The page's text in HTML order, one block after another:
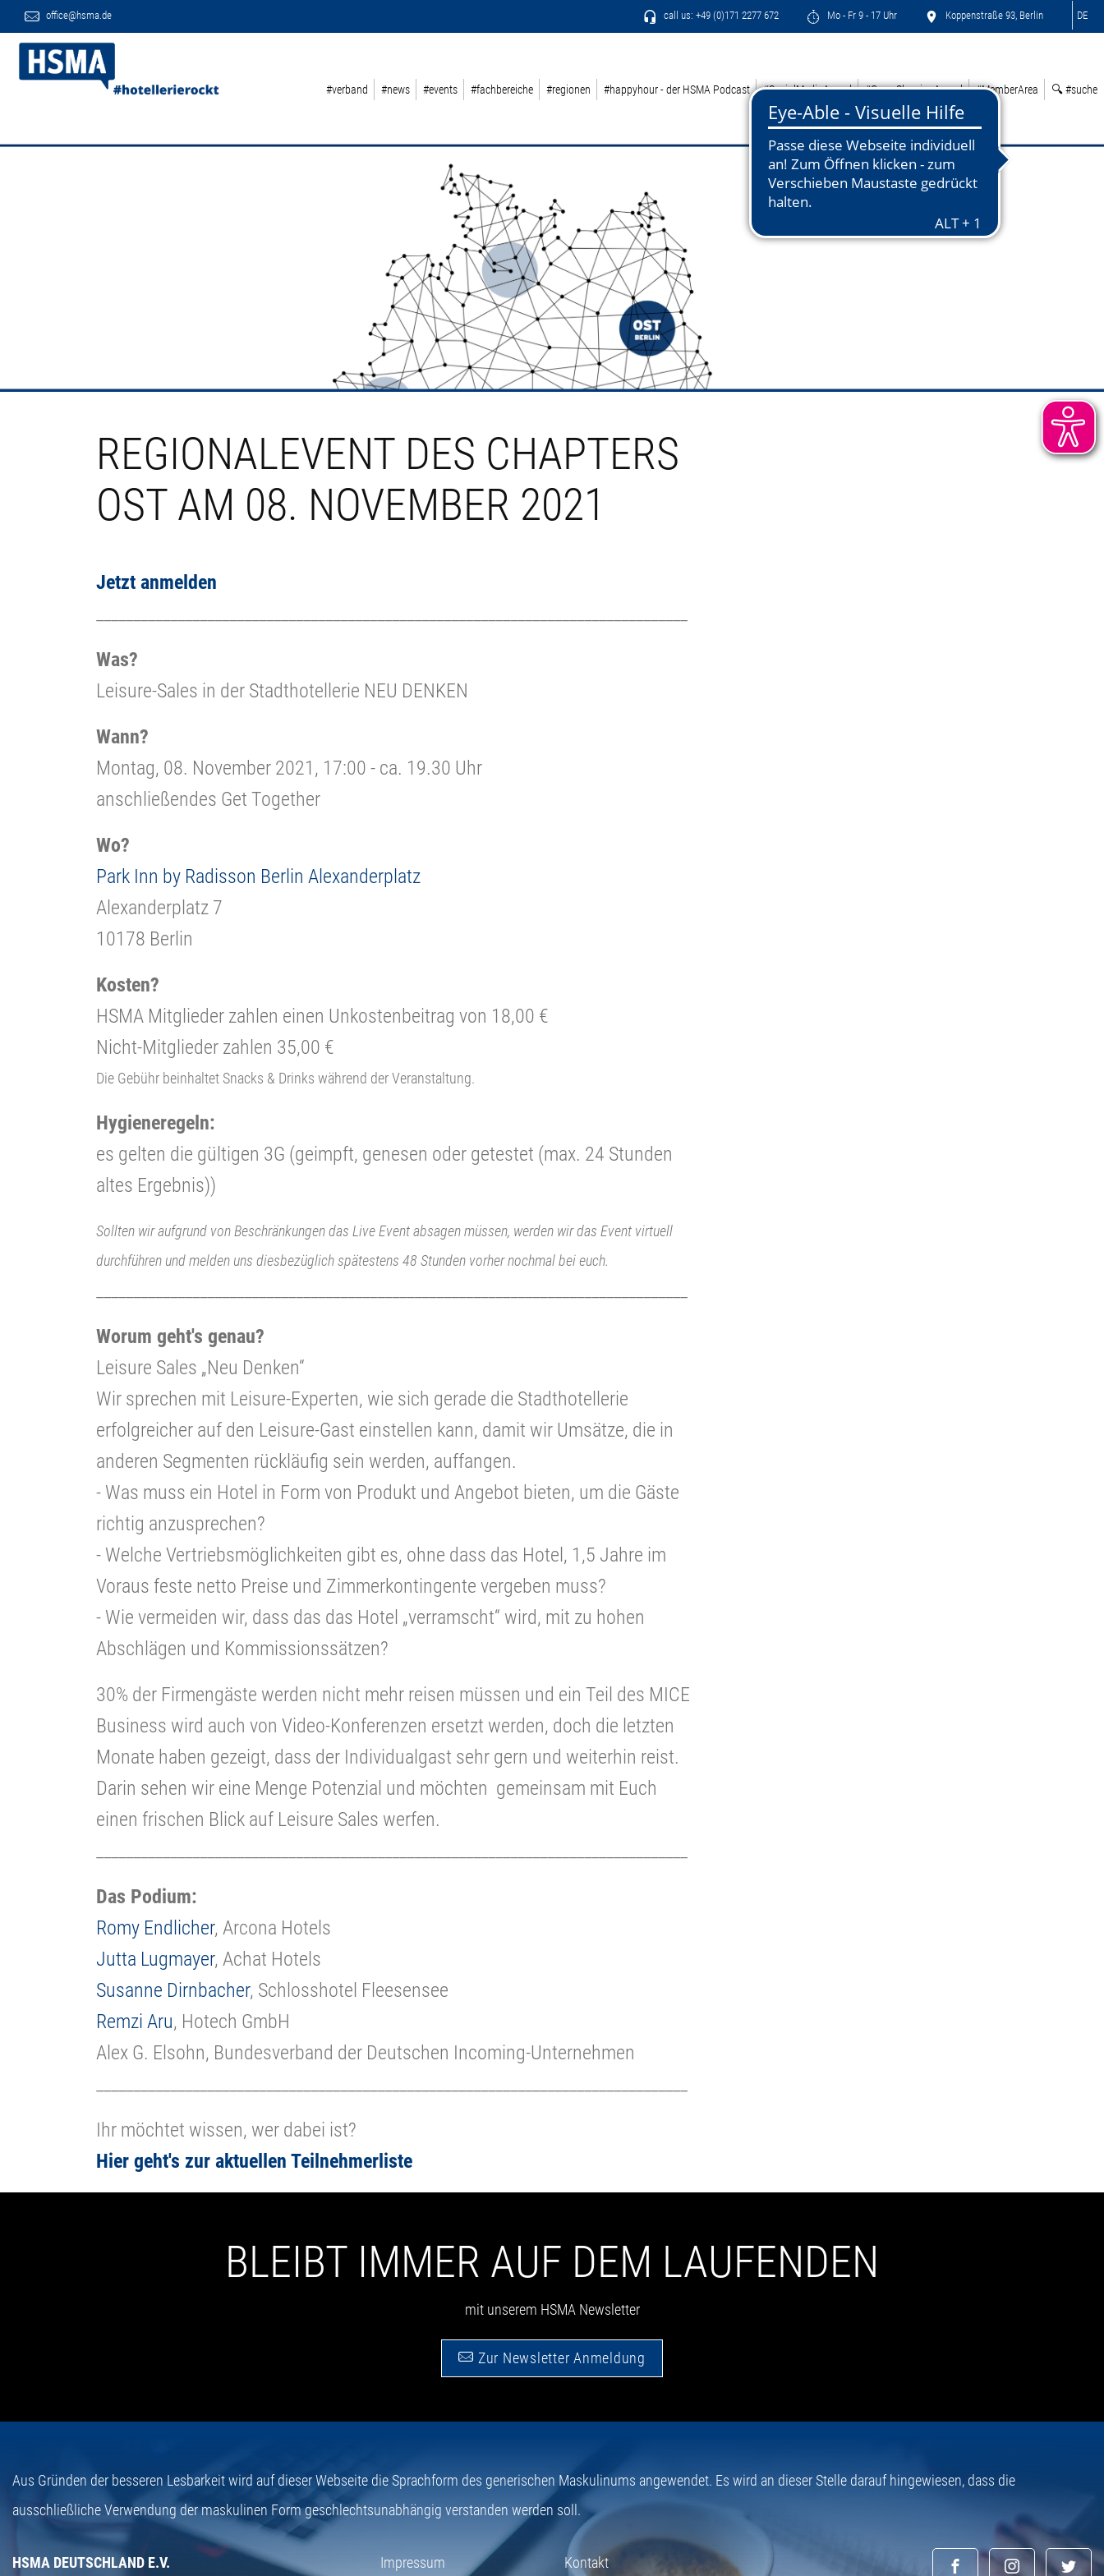
office@hsma.de call us: +49 (0)171 2277 672 Mo - Fr 9 - 17 Uhr Koppenstraße 93, Berlin DE
#verband #news #events #fachbereiche #regionen #happyhour - der HSMA Podcast #SocialMediaAward #GreenSleepingAward #MemberArea 🔍 #suche
REGIONALEVENT DES CHAPTERS
OST AM 08. NOVEMBER 2021
Jetzt anmelden
Was?
Leisure-Sales in der Stadthotellerie NEU DENKEN
Wann?
Montag, 08. November 2021, 17:00 - ca. 19.30 Uhr
anschließendes Get Together
Wo?
Park Inn by Radisson Berlin Alexanderplatz
Alexanderplatz 7
10178 Berlin
Kosten?
HSMA Mitglieder zahlen einen Unkostenbeitrag von 18,00 €
Nicht-Mitglieder zahlen 35,00 €
Die Gebühr beinhaltet Snacks & Drinks während der Veranstaltung.
Hygieneregeln:
es gelten die gültigen 3G (geimpft, genesen oder getestet (max. 24 Stunden
altes Ergebnis))
Sollten wir aufgrund von Beschränkungen das Live Event absagen müssen, werden wir das Event virtuell
durchführen und melden uns diesbezüglich spätestens 48 Stunden vorher nochmal bei euch.
Worum geht's genau?
Leisure Sales „Neu Denken“
Wir sprechen mit Leisure-Experten, wie sich gerade die Stadthotellerie
erfolgreicher auf den Leisure-Gast einstellen kann, damit wir Umsätze, die in
anderen Segmenten rückläufig sein werden, auffangen.
- Was muss ein Hotel in Form von Produkt und Angebot bieten, um die Gäste
richtig anzusprechen?
- Welche Vertriebsmöglichkeiten gibt es, ohne dass das Hotel, 1,5 Jahre im
Voraus feste netto Preise und Zimmerkontingente vergeben muss?
- Wie vermeiden wir, dass das das Hotel „verramscht“ wird, mit zu hohen
Abschlägen und Kommissionssätzen?
30% der Firmengäste werden nicht mehr reisen müssen und ein Teil des MICE
Business wird auch von Video-Konferenzen ersetzt werden, doch die letzten
Monate haben gezeigt, dass der Individualgast sehr gern und weiterhin reist.
Darin sehen wir eine Menge Potenzial und möchten gemeinsam mit Euch
einen frischen Blick auf Leisure Sales werfen.
Das Podium:
Romy Endlicher, Arcona Hotels
Jutta Lugmayer, Achat Hotels
Susanne Dirnbacher, Schlosshotel Fleesensee
Remzi Aru, Hotech GmbH
Alex G. Elsohn, Bundesverband der Deutschen Incoming-Unternehmen
Ihr möchtet wissen, wer dabei ist?
Hier geht's zur aktuellen Teilnehmerliste
BLEIBT IMMER AUF DEM LAUFENDEN
mit unserem HSMA Newsletter
Zur Newsletter Anmeldung
Aus Gründen der besseren Lesbarkeit wird auf dieser Webseite die Sprachform des generischen Maskulinums angewendet. Es wird an dieser Stelle darauf hingewiesen, dass die
ausschließliche Verwendung der maskulinen Form geschlechtsunabhängig verstanden werden soll.
HSMA DEUTSCHLAND E.V. Impressum Kontakt